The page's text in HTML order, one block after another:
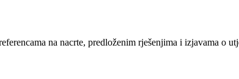
na nacrte, predloženim rješenjima i izjavama o